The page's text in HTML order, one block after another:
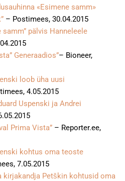
«Esimene samm»
– Postimees, 30.04.2015
samm” pälvis Hanneleele
Generaadios”– Bioneer,
loob üha uusi
4.05.2015
Uspenski ja Andrei
Prima Vista” – Reporter.ee,
kohtus oma teoste
7.05.2015
kirjakandja Petškin kohtusid oma